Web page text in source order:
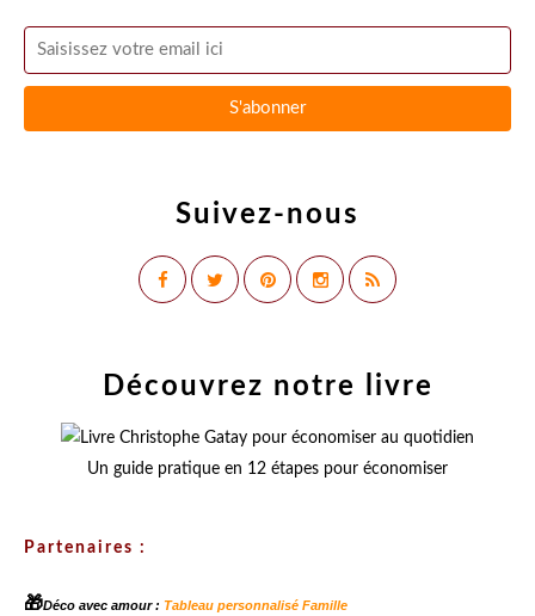
Suivez-nous
Découvrez notre livre
Un guide pratique en 12 étapes pour économiser
Partenaires :
🎁Déco avec amour : Tableau personnalisé Famille